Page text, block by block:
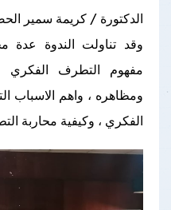
الدكتورة / كريمة سمير
وقد تناولت الندوة عدة
مفهوم التطرف الفكري
ومظاهره ، واهم الاسباب
الفكري ، وكيفية محاربة